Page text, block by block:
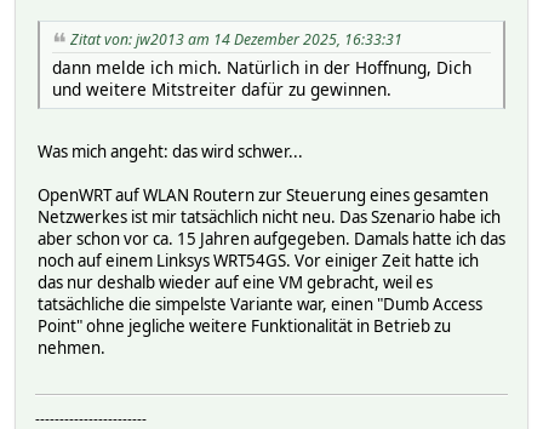
Zitat von: jw2013 am 14 Dezember 2025, 16:33:31
dann melde ich mich. Natürlich in der Hoffnung, Dich
und weitere Mitstreiter dafür zu gewinnen.
Was mich angeht: das wird schwer...
OpenWRT auf WLAN Routern zur Steuerung eines gesamten
Netzwerkes ist mir tatsächlich nicht neu. Das Szenario habe ich
aber schon vor ca. 15 Jahren aufgegeben. Damals hatte ich das
noch auf einem Linksys WRT54GS. Vor einiger Zeit hatte ich
das nur deshalb wieder auf eine VM gebracht, weil es
tatsächliche die simpelste Variante war, einen "Dumb Access
Point" ohne jegliche weitere Funktionalität in Betrieb zu
nehmen.
-----------------------